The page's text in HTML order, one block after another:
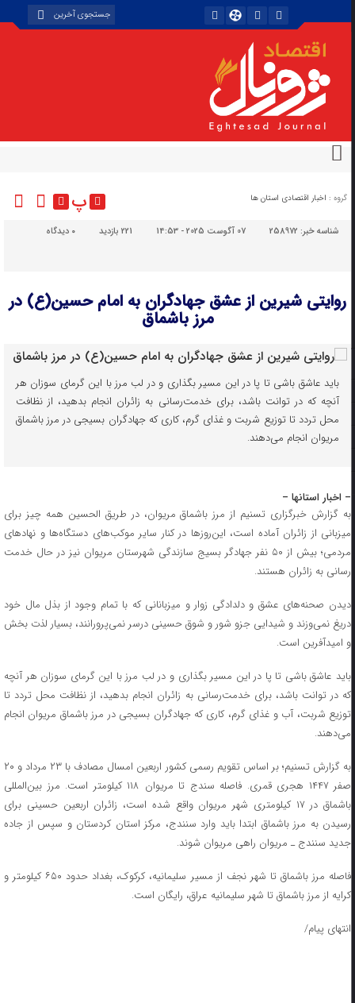
گروه : اخبار اقتصادی استان ها پ
شناسه خبر:258972 07 آگوست 2025 - 14:53 221 بازدید دیدگاه
روایتی شیرین از عشق جهادگران به امام حسین(ع) در
مرز باشماق
باید عاشق باشی تا پا در این مسیر بگذاری و در لب مرز با این گرمای سوزان هر
آنچه که در توانت باشد، برای خدمت‌رسانی به زائران انجام بدهید، از نظافت
محل تردد تا توزیع شربت و غذای گرم، کاری که جهادگران بسیجی در مرز باشماق
مریوان انجام می‌دهند.
– اخبار استانها –
به گزارش خبرگزاری تسنیم از مرز باشماق مریوان، در طریق الحسین همه چیز برای
میزبانی از زائران آماده است، این‌روزها در کنار سایر موکب‌های دستگاه‌ها و نهادهای
مردمی؛ بیش از ۵۰ نفر جهادگر بسیج سازندگی شهرستان مریوان نیز در حال خدمت
رسانی به زائران هستند.
دیدن صحنه‌های عشق و دلدادگی زوار و میزبانانی که با تمام وجود از بذل مال خود
دریغ نمی‌وزند و شیدایی جزو شور و شوق حسینی درسر نمی‌پرورانند، بسیار لذت بخش
و امیدآفرین است.
باید عاشق باشی تا پا در این مسیر بگذاری و در لب مرز با این گرمای سوزان هر آنچه
که در توانت باشد، برای خدمت‌رسانی به زائران انجام بدهید، از نظافت محل تردد تا
توزیع شربت، آب و غذای گرم، کاری که جهادگران بسیجی در مرز باشماق مریوان انجام
می‌دهند.
به گزارش تسنیم؛ بر اساس تقویم رسمی کشور اربعین امسال مصادف با ۲۳ مرداد و ۲۰
صفر ۱۴۴۷ هجری قمری. فاصله سندج تا مریوان ۱۱۸ کیلومتر است. مرز بین‌المللی
باشماق در ۱۷ کیلومتری شهر مریوان واقع شده است، زائران اربعین حسینی برای
رسیدن به مرز باشماق ابتدا باید وارد سنندج، مرکز استان کردستان و سپس از جاده
جدید سنندج ـ مریوان راهی مریوان شوند.
فاصله مرز باشماق تا شهر نجف از مسیر سلیمانیه، کرکوک، بغداد حدود ۶۵۰ کیلومتر و
کرایه از مرز باشماق تا شهر سلیمانیه عراق، رایگان است.
انتهای پیام/